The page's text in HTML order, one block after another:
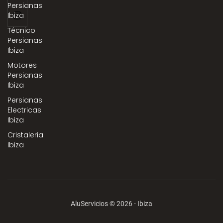
Persianas
Ibiza
Técnico
Persianas
Ibiza
Motores
Persianas
Ibiza
Persianas
Electricas
Ibiza
Cristaleria
Ibiza
AluServicios © 2026 - Ibiza